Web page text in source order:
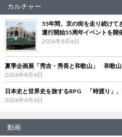
カルチャー
55年間、京の街を走り続け
運行開始55周年イベントを開
2026年8月6日
夏季企画展「秀吉・秀長と和歌山」 和歌
2026年8月6日
日本史と世界史を旅するRPG 「時渡り」
2026年8月6日
動画